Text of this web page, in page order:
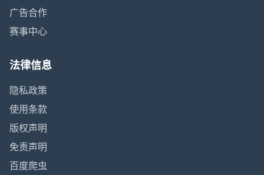
广告合作
赛事中心
法律信息
隐私政策
使用条款
版权声明
免责声明
百度爬虫